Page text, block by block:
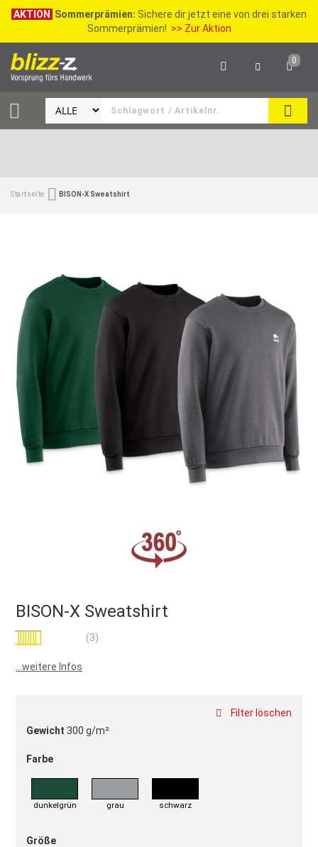
AKTION Sommerprämien: Sichere dir jetzt eine von drei starken
Sommerprämien! >> Zur Aktion
0
Startseite BISON-X Sweatshirt
BISON-X Sweatshirt
Bewertung: (3)
...weitere Infos
Filter löschen
Farbe
dunkelgrün grau schwarz
Größe
Gewicht 300 g/m²